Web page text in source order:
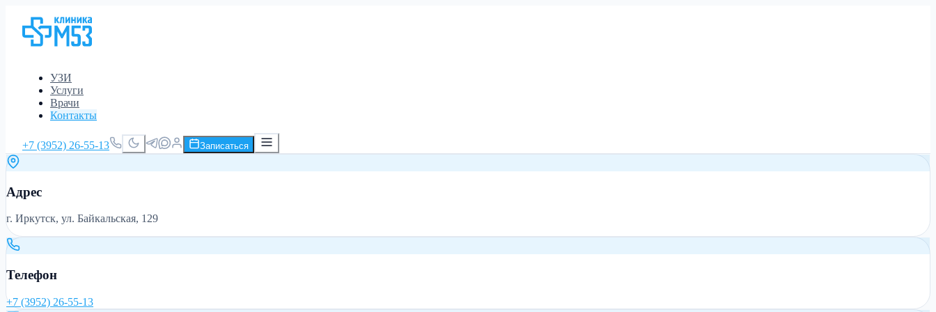
УЗИ
Услуги
Врачи
Контакты
+7 (3952) 26-55-13 Записаться
Контакты
Адрес
г. Иркутск, ул. Байкальская, 129
Телефон
+7 (3952) 26-55-13